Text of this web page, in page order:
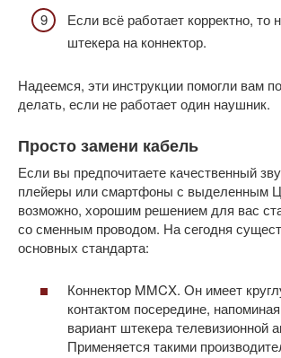
Если всё работает корректно, то
штекера на коннектор.
Надеемся, эти инструкции помогли вам
делать, если не работает один наушник.
Просто замени кабель
Если вы предпочитаете качественный
плейеры или смартфоны с выделенным
возможно, хорошим решением для вас
со сменным проводом. На сегодня
основных стандарта:
Коннектор MMCX. Он имеет
контактом посередине,
вариант штекера телевизионной
Применяется такими